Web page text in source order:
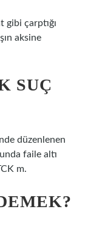
gibi çarptığı
aksine
SUÇ
düzenlenen
faile altı
m.